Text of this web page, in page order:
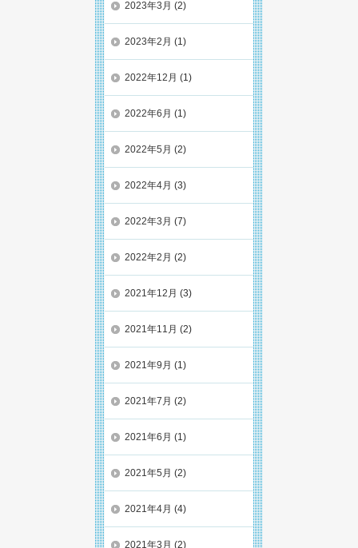
2023年3月 (2)
2023年2月 (1)
2022年12月 (1)
2022年6月 (1)
2022年5月 (2)
2022年4月 (3)
2022年3月 (7)
2022年2月 (2)
2021年12月 (3)
2021年11月 (2)
2021年9月 (1)
2021年7月 (2)
2021年6月 (1)
2021年5月 (2)
2021年4月 (4)
2021年3月 (2)